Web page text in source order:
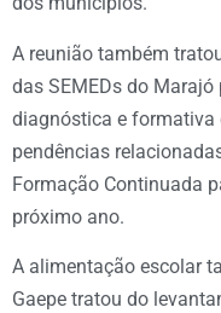
A reunião também
das SEMEDs do
diagnóstica e formativa
pendências
Formação Continuada
próximo ano.
A alimentação escolar
Gaepe tratou do